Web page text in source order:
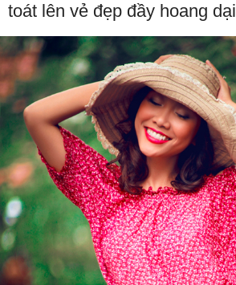
toát lên vẻ đẹp đầy hoang dại